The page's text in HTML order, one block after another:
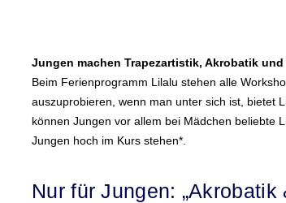
Jungen machen Trapezartistik, Akrobatik
Beim Ferienprogramm Lilalu stehen alle
auszuprobieren, wenn man unter sich ist, bietet
können Jungen vor allem bei Mädchen beliebte
Jungen hoch im Kurs stehen*.
Nur für Jungen: „Akrobatik